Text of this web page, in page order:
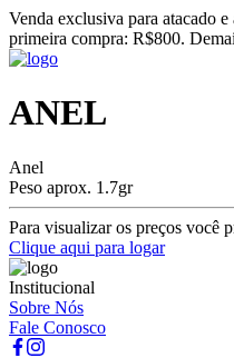
Venda exclusiva para atacado
primeira compra: R$800.
ANEL
Anel
Peso aprox. 1.7gr
Para visualizar os preços você
Clique aqui para logar
Institucional
Sobre Nós
Fale Conosco